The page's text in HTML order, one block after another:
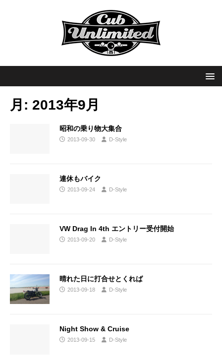
月: 2013年9月
昭和の乗り物大集合
2013-09-30 D-Style
連休もバイク
2013-09-24 D-Style
VW Drag In 4th エントリー受付開始
2013-09-20 D-Style
晴れた日に打合せとくれば
2013-09-18 D-Style
Night Show & Cruise
2013-09-15 D-Style